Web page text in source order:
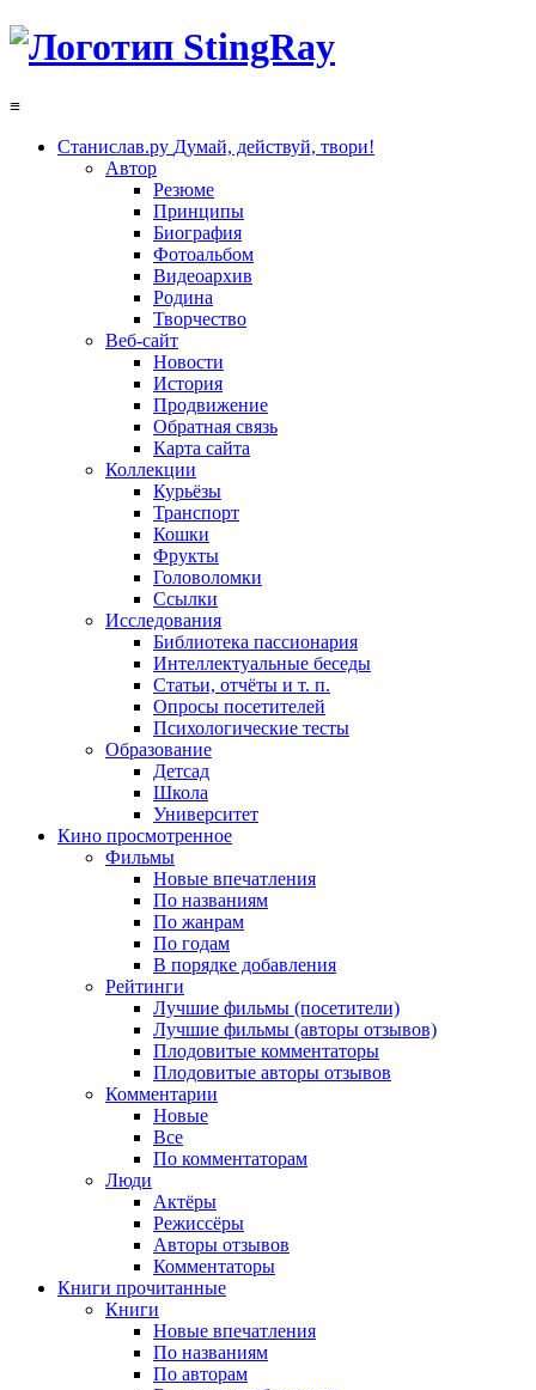
≡
Станислав.ру Думай, действуй, твори!
Автор
Резюме
Принципы
Биография
Фотоальбом
Видеоархив
Родина
Творчество
Веб-сайт
Новости
История
Продвижение
Обратная связь
Карта сайта
Коллекции
Курьёзы
Транспорт
Кошки
Фрукты
Головоломки
Ссылки
Исследования
Библиотека пассионария
Интеллектуальные беседы
Статьи, отчёты и т. п.
Опросы посетителей
Психологические тесты
Образование
Детсад
Школа
Университет
Кино просмотренное
Фильмы
Новые впечатления
По названиям
По жанрам
По годам
В порядке добавления
Рейтинги
Лучшие фильмы (посетители)
Лучшие фильмы (авторы отзывов)
Плодовитые комментаторы
Плодовитые авторы отзывов
Комментарии
Новые
Все
По комментаторам
Люди
Актёры
Режиссёры
Авторы отзывов
Комментаторы
Книги прочитанные
Книги
Новые впечатления
По названиям
По авторам